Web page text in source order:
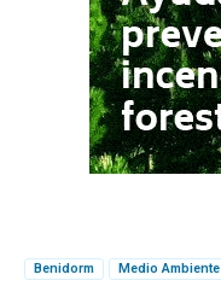
Benidorm Medio Ambiente